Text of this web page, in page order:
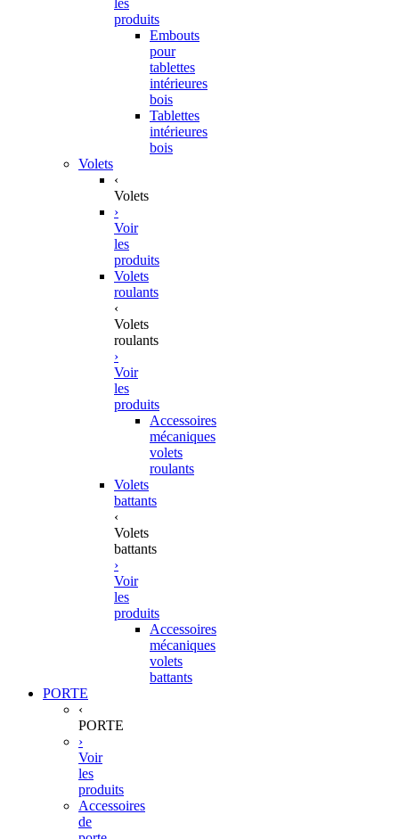
produits
Embouts
pour
tablettes
intérieures
bois
Tablettes
intérieures
bois
Volets
‹
Volets
›
Voir
les
produits
Volets
roulants
‹
Volets
roulants
›
Voir
les
produits
Accessoires
mécaniques
volets
roulants
Volets
battants
‹
Volets
battants
›
Voir
les
produits
Accessoires
mécaniques
volets
battants
PORTE
‹
PORTE
›
Voir
les
produits
Accessoires
de